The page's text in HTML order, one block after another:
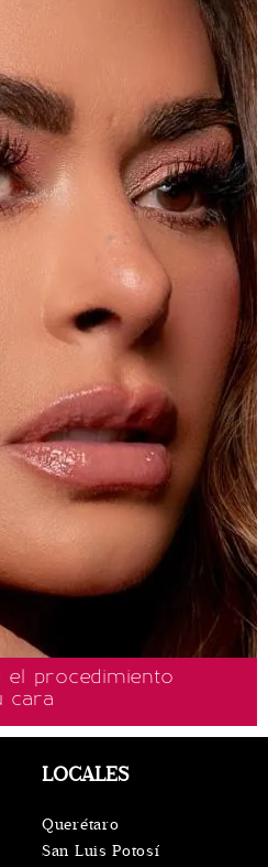
el procedimiento
cara
LOCALES
Querétaro
San Luis Potosí